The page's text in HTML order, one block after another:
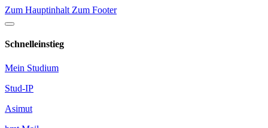
Zum Hauptinhalt Zum Footer
Schnelleinstieg
Mein Studium
Stud-IP
Asimut